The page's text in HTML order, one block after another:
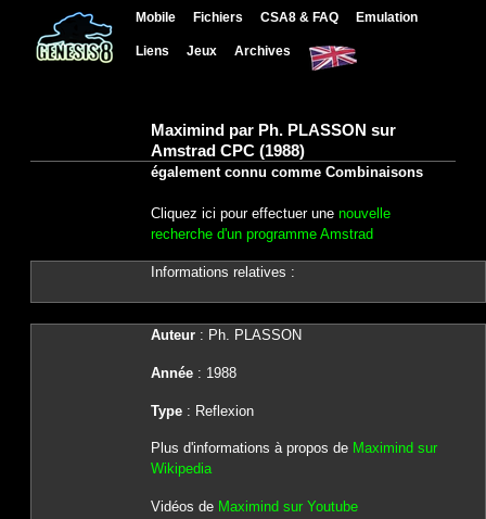
Mobile Fichiers CSA8 & FAQ Emulation
Liens Jeux Archives
Maximind par Ph. PLASSON sur
Amstrad CPC (1988)
également connu comme Combinaisons
Cliquez ici pour effectuer une nouvelle
recherche d'un programme Amstrad
Informations relatives :
Auteur: Ph. PLASSON
Année: 1988
Type: Reflexion
Plus d'informations à propos de Maximind sur
Wikipedia
Vidéos de Maximind sur Youtube